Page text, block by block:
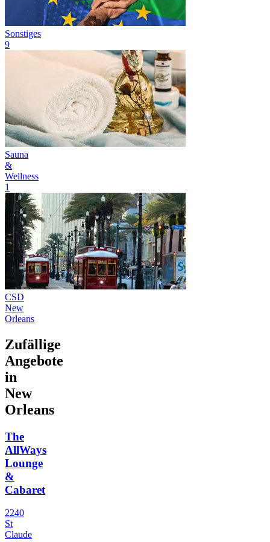
Sonstiges
9
Sauna
&
Wellness
1
CSD
New
Orleans
Zufällige
Angebote
in
New
Orleans
The
AllWays
Lounge
&
Cabaret
2240
St
Claude